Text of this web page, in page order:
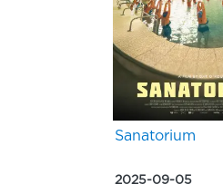
Sanatorium
2025-09-05